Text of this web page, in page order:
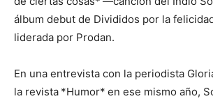
álbum debut de Divididos por la
liderada por Prodan.
En una entrevista con la periodista
la revista *Humor* en ese mismo año,